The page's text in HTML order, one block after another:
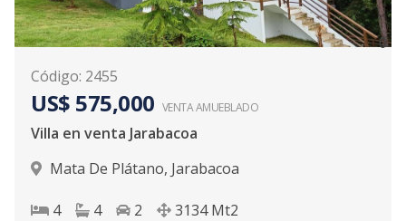
0
Código: 2455
US$ 575,000 VENTA AMUEBLADO
Villa en venta Jarabacoa
Mata De Plátano, Jarabacoa
4 4 2 3134 Mt2